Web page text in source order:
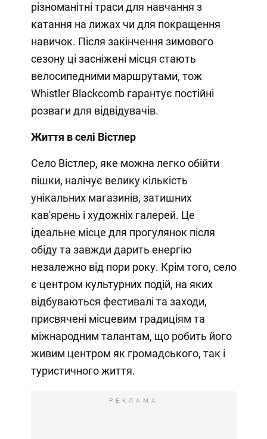
різноманітні траси для навчання з
катання на лижах чи для покращення
навичок. Після закінчення зимового
сезону ці засніжені місця стають
велосипедними маршрутами, тож
Whistler Blackcomb гарантує постійні
розваги для відвідувачів.
Життя в селі Вістлер
Село Вістлер, яке можна легко обійти
пішки, налічує велику кількість
унікальних магазинів, затишних
кав'ярень і художніх галерей. Це
ідеальне місце для прогулянок після
обіду та завжди дарить енергію
незалежно від пори року. Крім того, село
є центром культурних подій, на яких
відбуваються фестивалі та заходи,
присвячені місцевим традиціям та
міжнародним талантам, що робить його
живим центром як громадського, так і
туристичного життя.
РЕКЛАМА